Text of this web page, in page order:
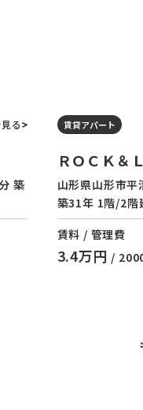
る
築
賃貸アパート
ＲＯＣＫ＆
山形県山形市
築31年 1階/2階
賃料 / 管理費
3.4万円 /